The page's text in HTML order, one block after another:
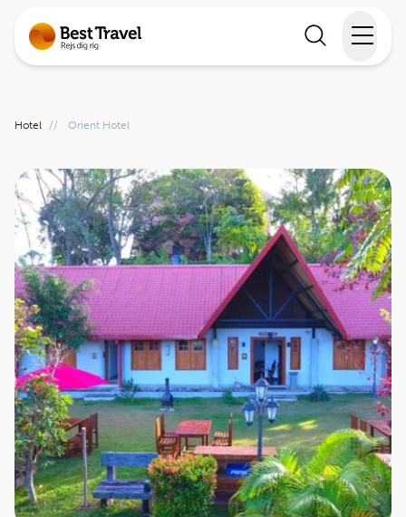
Rejsekalender
Inspiration
Information
Min Rejse
Hotel // Orient Hotel